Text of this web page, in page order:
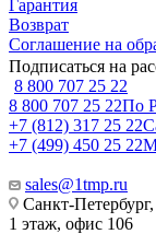
Гарантия
Возврат
Соглашение на
Подписаться на
8 800 707 25 22
8 800 707 25 22По
+7 (812) 317 25 22
+7 (499) 450 25 22
sales@1tmp.ru
Санкт-
1 этаж, офис 106